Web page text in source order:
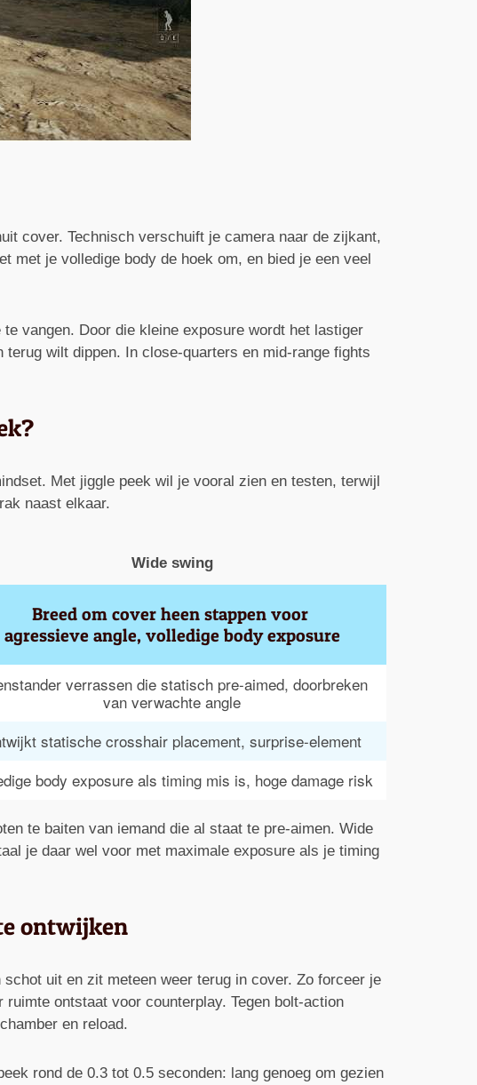
cover. Technisch verschuift je camera naar de zijkant,
met je volledige body de hoek om, en bied je een veel
vangen. Door die kleine exposure wordt het lastiger
wilt dippen. In close-quarters en mid-range fights
Met jiggle peek wil je vooral zien en testen, terwijl
naast elkaar.
Wide swing
Breed om cover heen stappen voor
agressieve angle, volledige body exposure
verrassen die statisch pre-aimed, doorbreken
van verwachte angle
statische crosshair placement, surprise-element
body exposure als timing mis is, hoge damage risk
te baiten van iemand die al staat te pre-aimen. Wide
je daar wel voor met maximale exposure als je timing
ontwijken
uit en zit meteen weer terug in cover. Zo forceer je
ontstaat voor counterplay. Tegen bolt-action
en reload.
rond de 0.3 tot 0.5 seconden: lang genoeg om gezien